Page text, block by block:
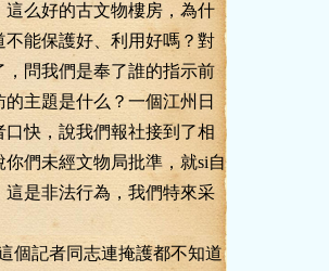
這么好的古文物樓房，為什
不能保護好、利用好嗎？對
，問我們是奉了誰的指示前
主題是什么？一個江州日
口快，說我們報社接到了相
你們未經文物局批準，就si自
這是非法行為，我們特來采
記者同志連掩護都不知道